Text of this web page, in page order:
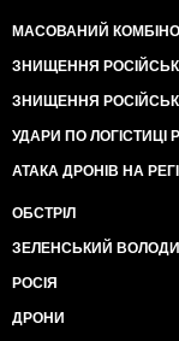
МАСОВАНИЙ
ЗНИЩЕННЯ
ЗНИЩЕННЯ
УДАРИ ПО ЛОГІСТИЦІ
АТАКА ДРОНІВ НА
ОБСТРІЛ
ЗЕЛЕНСЬКИЙ
РОСІЯ
ДРОНИ